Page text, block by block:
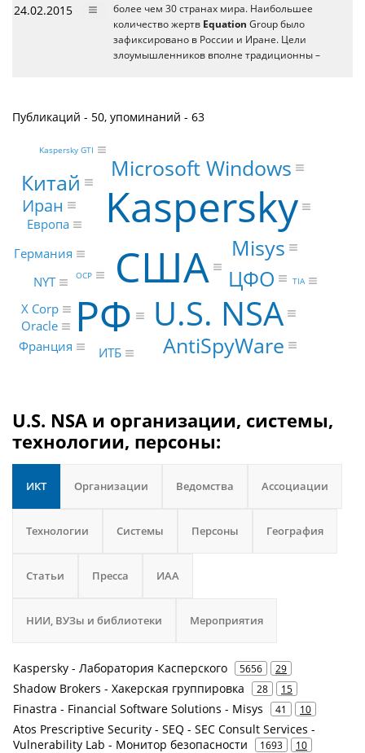
24.02.2015
более чем 30 странах мира. Наибольшее
количество жертв Equation Group было
зафиксировано в России и Иране. Цели
злоумышленников вполне традиционны –
Публикаций - 50, упоминаний - 63
США
Kaspersky
РФ U.S. NSA
AntiSpyWare
Microsoft Windows
ЦФО
Misys
Китай
Иран
Европа
Германия
NYT
Франция
X Corp
ИТБ
Oracle
Kaspersky GTI
OCP
TIA
U.S. NSA и организации, системы,
технологии, персоны:
ИКТ Организации Ведомства Ассоциации
Технологии Системы Персоны География
Статьи Пресса ИАА
НИИ, ВУЗы и библиотеки Мероприятия
Kaspersky - Лаборатория Касперского 5656 29
Shadow Brokers - Хакерская группировка 28 15
Finastra - Financial Software Solutions - Misys 41 10
Atos Prescriptive Security - SEQ - SEC Consult Services -
Vulnerability Lab - Монитор безопасности
1693 10